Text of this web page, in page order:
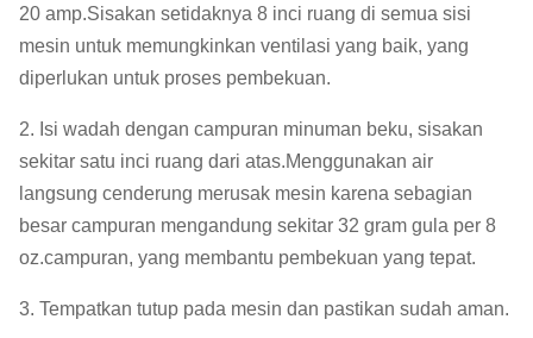
20 amp.Sisakan setidaknya 8 inci ruang di semua sisi
mesin untuk memungkinkan ventilasi yang baik, yang
diperlukan untuk proses pembekuan.
2. Isi wadah dengan campuran minuman beku, sisakan
sekitar satu inci ruang dari atas.Menggunakan air
langsung cenderung merusak mesin karena sebagian
besar campuran mengandung sekitar 32 gram gula per 8
oz.campuran, yang membantu pembekuan yang tepat.
3. Tempatkan tutup pada mesin dan pastikan sudah aman.